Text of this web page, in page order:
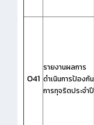
O41
รายงานผลการ
ดำเนินการป้องกัน
การทุจริตประจำปี